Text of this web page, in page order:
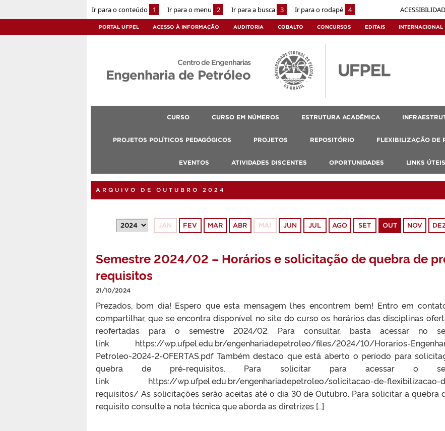
Ir para o conteúdo 1 Ir para o menu 2 Ir para a busca 3 Ir para o rodapé 4
PORTAL UFPEL ACESSO À INFORMAÇÃO AUDITORIA COBALTO CONCURSOS EDITAIS INTERNACIONAL
Centro de Engenharias
Engenharia de Petróleo
CURSO CURSO EM NÚMEROS ESTRUTURA ACADÊMICA
PROJETOS POLÍTICOS PEDAGÓGICOS PROJETOS REPOSITÓRIO FLEXIBILIZAÇÃO DE
EVENTOS ATIVIDADES DISCENTES OPORTUNIDADES LINKS ÚTEIS
ARQUIVO DE OUTUBRO 2024
JAN FEV MAR ABR MAI JUN JUL AGO SET OUT NOV
Semestre 2024/02 – Horários e solicitação de quebra de
requisitos
21/10/2024
Prezados, bom dia! Espero que esta mensagem lhes encontrem bem! Entro em
compartilhar, que se encontra disponível no site do curso os horários das disciplinas
reofertadas para o semestre 2024/02. Para consultar, basta acessar no
link https://wp.ufpel.edu.br/engenhariadepetroleo/files/2024/10/Horarios-
Petroleo-2024-2-OFERTAS.pdf Também destaco que está aberto o período para
quebra de pré-requisitos. Para solicitar para acessar o
link https://wp.ufpel.edu.br/engenhariadepetroleo/solicitacao-de-flexibilizacao-
requisitos/ As solicitações serão aceitas até o dia 30 de Outubro. Para solicitar a quebra
requisito consulte a nota técnica que aborda as diretrizes […]